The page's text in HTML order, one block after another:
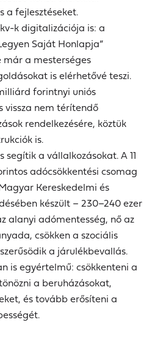
a fejlesztéseket.
k digitalizációja is: a
Saját Honlapja”
a mesterséges
is elérhetővé teszi.
forintnyi uniós
vissza nem térítendő
rendelkezésére, köztük
is.
a vállalkozásokat. A 11
adócsökkentési csomag
Kereskedelmi és
készült – 230–240 ezer
alanyi adómentesség, nő az
csökken a szociális
a járulékbevallás.
is egyértelmű: csökkenteni a
a beruházásokat,
és tovább erősíteni a